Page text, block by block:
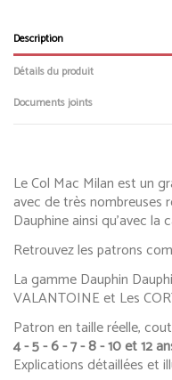
Description
Détails du produit
Documents joints
Le Col Mac Milan est un
avec de très nombreuses
Dauphine ainsi qu'avec la
Retrouvez les patrons
La gamme Dauphin
VALANTOINE et Les
Patron en taille réelle,
4 - 5 - 6 - 7 - 8 - 10 et 12
Explications détaillées et